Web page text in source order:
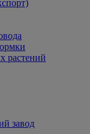
растений
завод